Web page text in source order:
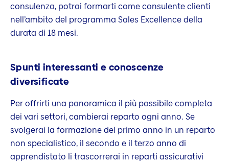
consulenza, potrai formarti come consulente clienti
nell’ambito del programma Sales Excellence della
durata di 18 mesi.
Spunti interessanti e conoscenze
diversificate
Per offrirti una panoramica il più possibile completa
dei vari settori, cambierai reparto ogni anno. Se
svolgerai la formazione del primo anno in un reparto
non specialistico, il secondo e il terzo anno di
apprendistato li trascorrerai in reparti assicurativi